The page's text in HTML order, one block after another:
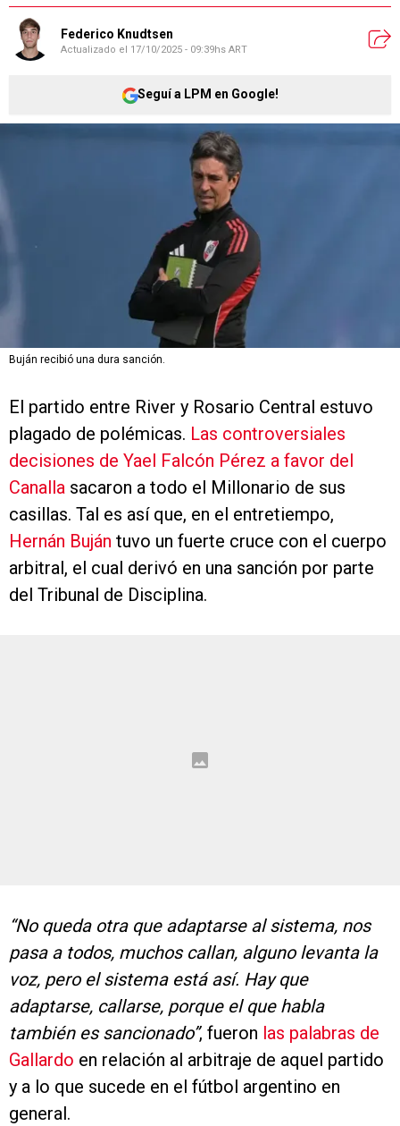
Federico Knudtsen
Actualizado el 17/10/2025 - 09:39hs ART
Seguí a LPM en Google!
Buján recibió una dura sanción.
El partido entre River y Rosario Central estuvo
plagado de polémicas. Las controversiales
decisiones de Yael Falcón Pérez a favor del
Canalla sacaron a todo el Millonario de sus
casillas. Tal es así que, en el entretiempo,
Hernán Buján tuvo un fuerte cruce con el cuerpo
arbitral, el cual derivó en una sanción por parte
del Tribunal de Disciplina.
“No queda otra que adaptarse al sistema, nos
pasa a todos, muchos callan, alguno levanta la
voz, pero el sistema está así. Hay que
adaptarse, callarse, porque el que habla
también es sancionado”, fueron las palabras de
Gallardo en relación al arbitraje de aquel partido
y a lo que sucede en el fútbol argentino en
general.